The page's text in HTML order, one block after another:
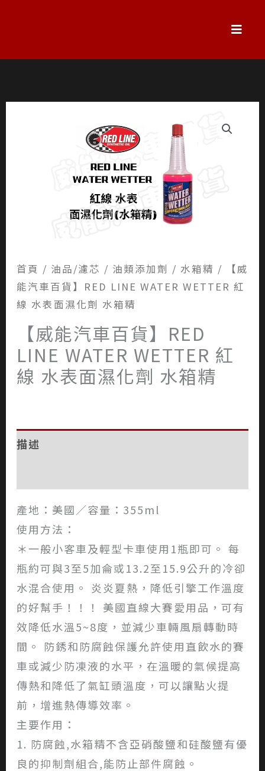
容
首頁 / 油品/濾芯 / 油類添加劑 / 水箱精 / 【威
能汽車百貨】RED LINE WATER WETTER 紅
線 水表面濕化劑 水箱精
【威能汽車百貨】RED
LINE WATER WETTER 紅
線 水表面濕化劑 水箱精
描述
產地：美國／容量：355ml
使用方法：
＊一般小客車及輕型卡車使用1瓶即可。 每
瓶約可與3至5加侖或13.2至15.9公升的冷卻
水混合使用。 炎炎夏熱，降低引擎工作溫度
的好幫手！！！ 美國直線大賽愛用品，可有
效降低水溫5~8度，並減少車輛風扇轉動時
間。 防銹和防腐蝕保護允許使用直飲水的賽
車或減少防凍液的水平，在溫暖的氣候提高
傳熱和降低了氣缸頭溫度，可以讓點火提
前，增進熱傳導效率。
主要作用：
1. 防腐蝕,水箱精不含亞硝酸鹽和硅酸鹽有優
良的抑制劑組合,能防止部件腐蝕。